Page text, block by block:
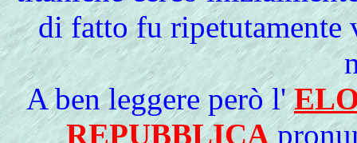
di fatto fu ripetutamente
A ben leggere però l'
REPUBBLICA